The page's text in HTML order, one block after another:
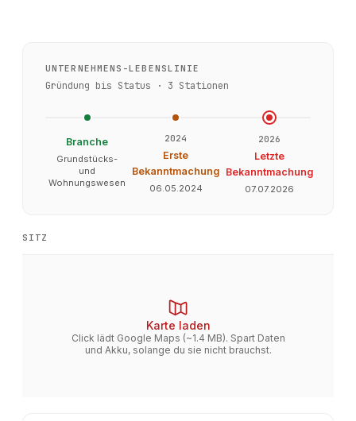
UNTERNEHMENS-LEBENSLINIE
Gründung bis Status · 3 Stationen
Branche
Grundstücks-
und
Wohnungswesen
2024
Erste
Bekanntmachung
06.05.2024
2026
Letzte
Bekanntmachung
07.07.2026
SITZ
Karte laden
Click lädt Google Maps (~1.4 MB). Spart Daten
und Akku, solange du sie nicht brauchst.